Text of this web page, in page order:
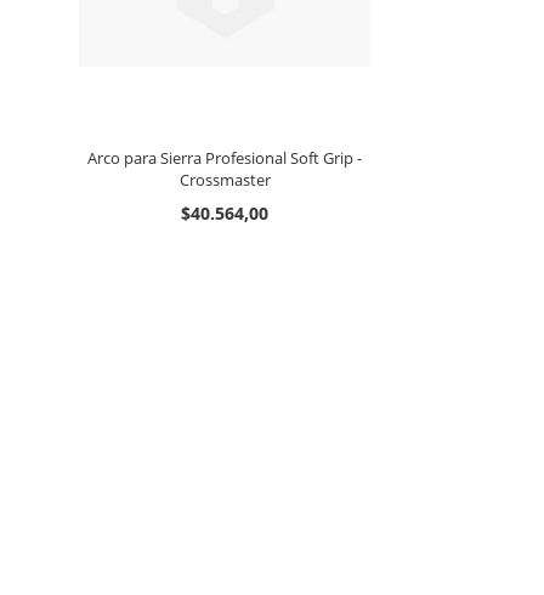
Arco para Sierra Profesional Soft Grip -
Crossmaster
$40.564,00